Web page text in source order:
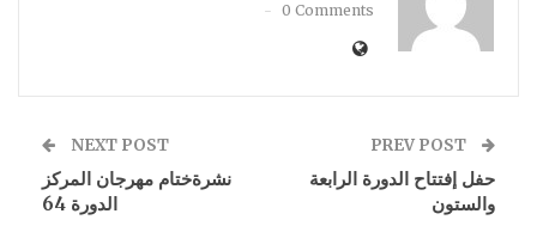
0 Comments
حفل إفتتاح الدورة الرابعة
والستون
NEXT POST
نشرةختام مهرجان المركز
الدورة 64